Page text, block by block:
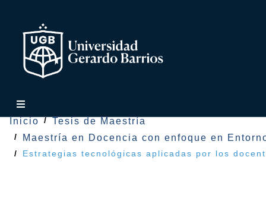
Inicio
Tesis de Maestría
Maestría en Docencia con enfoque en
Estrategias tecnológicas aplicadas por los